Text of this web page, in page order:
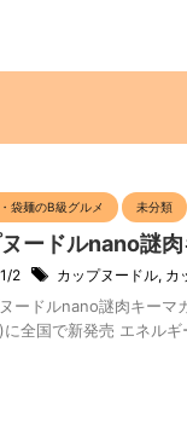
袋麺のB級グルメ 未分類
ードルnano謎
2 カップヌードル, カ
ヌードルnano謎肉キ
に全国で新発売 エネル